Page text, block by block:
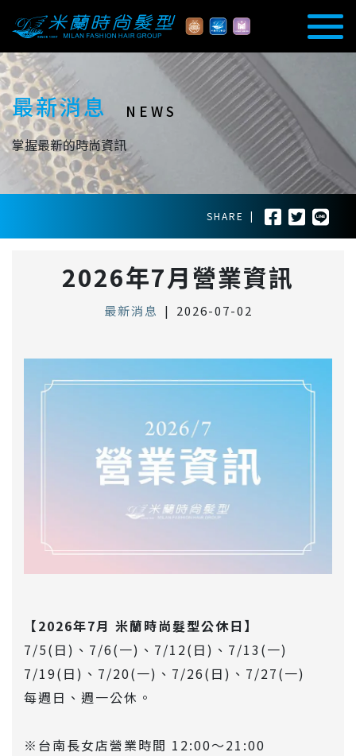
最新消息 NEWS
掌握最新的時尚資訊
SHARE |
2026年7月營業資訊
最新消息 | 2026-07-02
【2026年7月 米蘭時尚髮型公休日】
7/5(日)、7/6(一)、7/12(日)、7/13(一)
7/19(日)、7/20(一)、7/26(日)、7/27(一)
每週日、週一公休。
※台南長女店營業時間 12:00～21:00